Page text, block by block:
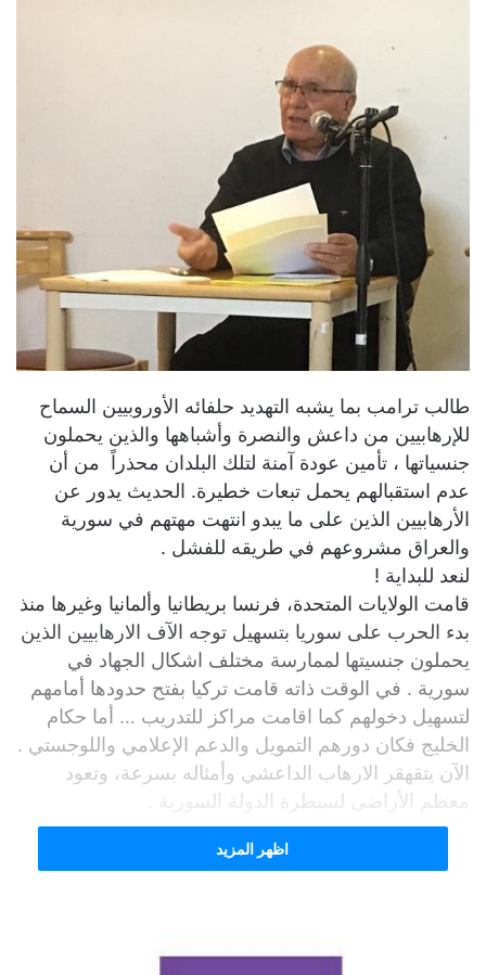
طالب ترامب بما يشبه التهديد حلفائه الأوروبيين السماح
للإرهابيين من داعش والنصرة وأشباهها والذين يحملون
جنسياتها ، تأمين عودة آمنة لتلك البلدان محذراً من أن
عدم استقبالهم يحمل تبعات خطيرة. الحديث يدور عن
الأرهابيين الذين على ما يبدو انتهت مهتهم في سورية
والعراق مشروعهم في طريقه للفشل .
لنعد للبداية !
قامت الولايات المتحدة، فرنسا بريطانيا وألمانيا وغيرها منذ
بدء الحرب على سوريا بتسهيل توجه الآف الارهابيين الذين
يحملون جنسيتها لممارسة مختلف اشكال الجهاد في
سورية . في الوقت ذاته قامت تركيا بفتح حدودها أمامهم
لتسهيل دخولهم كما اقامت مراكز للتدريب … أما حكام
الخليج فكان دورهم التمويل والدعم الإعلامي واللوجستي .
الآن يتقهقر الارهاب الداعشي وأمثاله بسرعة، وتعود
معظم الأراضي لسيطرة الدولة السورية .
ما العمل ؟
أدت هذه التطورات إلى إرباكات لدى جميع تلك الأطراف
اظهر المزيد